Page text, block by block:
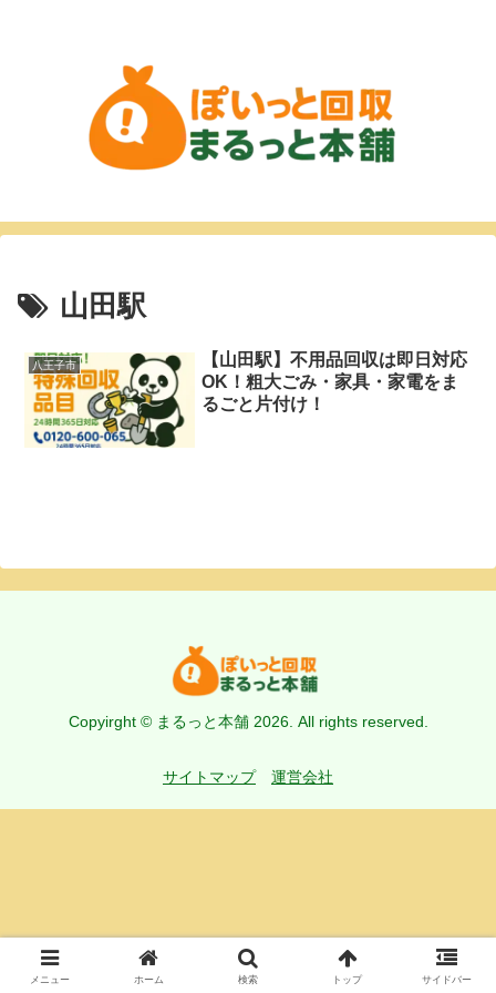
山田駅
八王子市
【山田駅】不用品回収は即日対応
OK！粗大ごみ・家具・家電をま
るごと片付け！
Copyirght © まるっと本舗 2026. All rights reserved.
サイトマップ 運営会社
メニュー ホーム 検索 トップ サイドバー